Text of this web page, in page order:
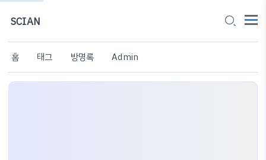
SCIAN
홈 태그 방명록 Admin